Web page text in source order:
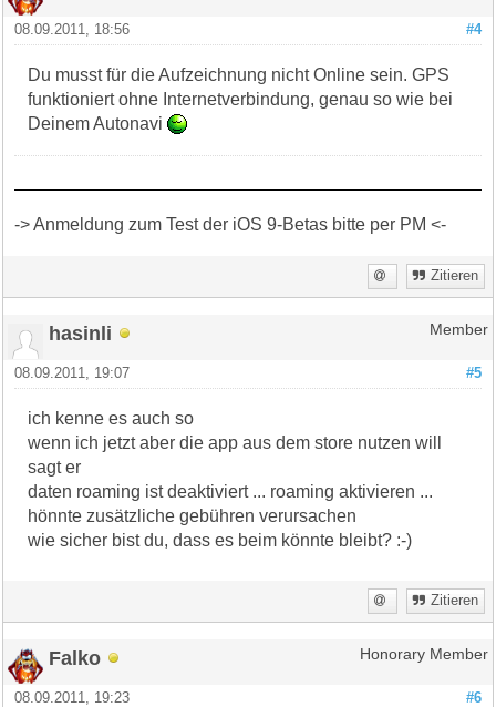
#4
08.09.2011, 18:56
Du musst für die Aufzeichnung nicht Online sein. GPS
funktioniert ohne Internetverbindung, genau so wie bei
Deinem Autonavi
-> Anmeldung zum Test der iOS 9-Betas bitte per PM <-
Zitieren
hasinli Member
#5
08.09.2011, 19:07
ich kenne es auch so
wenn ich jetzt aber die app aus dem store nutzen will
sagt er
daten roaming ist deaktiviert ... roaming aktivieren ...
hönnte zusätzliche gebühren verursachen
wie sicher bist du, dass es beim könnte bleibt? :-)
Zitieren
Falko Honorary Member
#6
08.09.2011, 19:23